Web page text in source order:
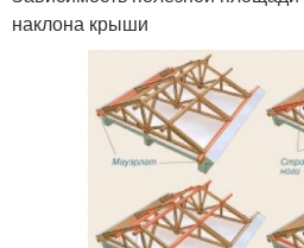
наклона крыши